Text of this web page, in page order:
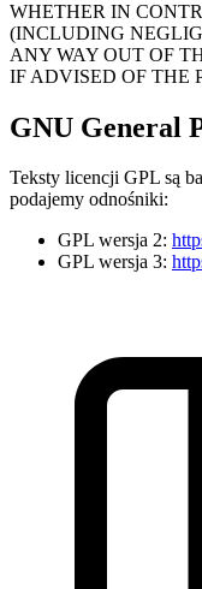
WHETHER IN
(INCLUDING
ANY WAY OUT OF
IF ADVISED OF THE
GNU General
Teksty licencji GPL są
podajemy odnośniki:
GPL wersja 2:
GPL wersja 3: